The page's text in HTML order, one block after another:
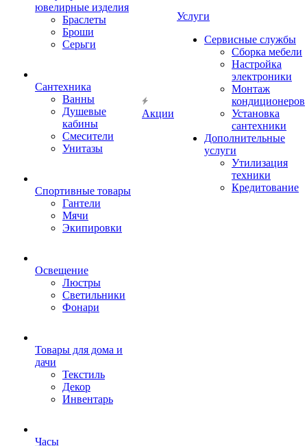
ювелирные изделия
Браслеты
Броши
Серьги
Сантехника
Ванны
Душевые
кабины
Смесители
Унитазы
Спортивные товары
Гантели
Мячи
Экипировки
Освещение
Люстры
Светильники
Фонари
Товары для дома и
дачи
Текстиль
Декор
Инвентарь
Часы
Акции
Услуги
Сервисные службы
Сборка мебели
Настройка
электроники
Монтаж
кондиционеров
Установка
сантехники
Дополнительные
услуги
Утилизация
техники
Кредитование